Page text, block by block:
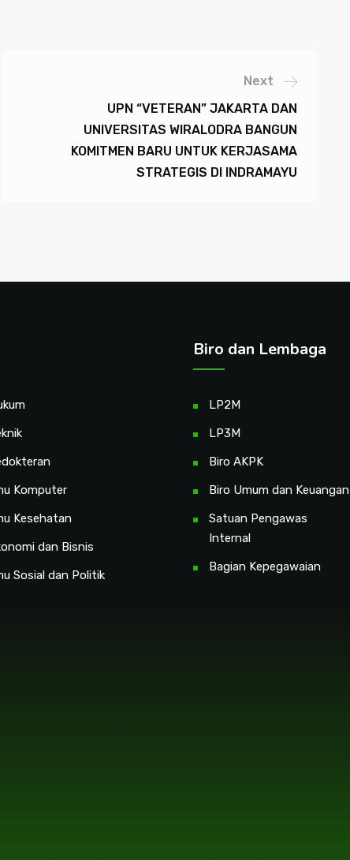
Next
UPN “VETERAN” JAKARTA DAN
UNIVERSITAS WIRALODRA BANGUN
KOMITMEN BARU UNTUK KERJASAMA
STRATEGIS DI INDRAMAYU
Komputer
Kesehatan
dan Bisnis
Sosial dan Politik
Biro dan Lembaga
LP2M
LP3M
Biro AKPK
Biro Umum dan Keuangan
Satuan Pengawas
Internal
Bagian Kepegawaian